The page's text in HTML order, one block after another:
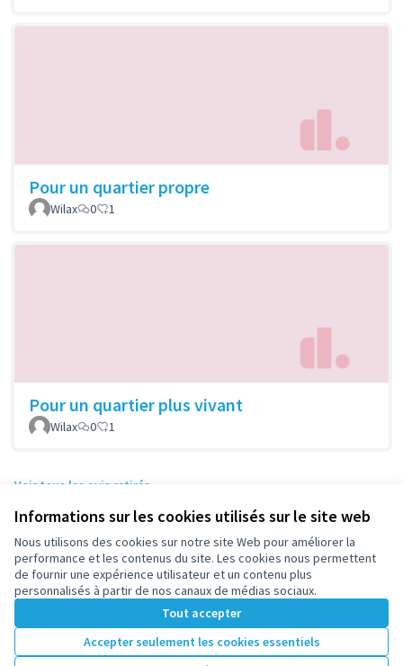
Informations sur les cookies utilisés sur le site web
Nous utilisons des cookies sur notre site Web pour améliorer la
performance et les contenus du site. Les cookies nous permettent
de fournir une expérience utilisateur et un contenu plus
personnalisés à partir de nos canaux de médias sociaux.
Tout accepter
Accepter seulement les cookies essentiels
Pour un quartier propre
Wilax 0 1
Pour un quartier plus vivant
Wilax 0 1
Voir tous les avis retirés
Conditions d'utilisation
Paramètres des cookies
participez.nanterre.fr sur X
(Lien externe)
participez.nanterre.fr sur Facebook
participez.nanterre.fr sur Instagram
participez.nanterre.fr sur YouTube
(Lien externe)
participez.nanterre.fr sur GitHub
(Lien externe)
Licence
(Lien